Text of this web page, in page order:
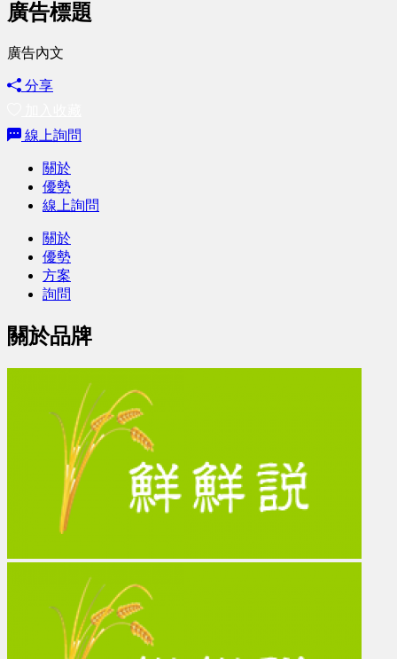
廣告標題
廣告內文
分享
線上詢問
關於
優勢
線上詢問
關於
優勢
方案
詢問
關於品牌